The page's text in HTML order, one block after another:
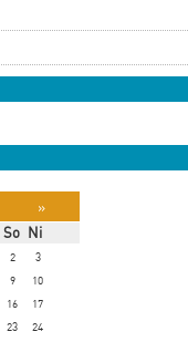
»
So Ni
2
3
9
10
16
17
23
24